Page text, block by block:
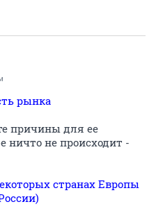
рынка
причины для ее
ничто не происходит -
странах Европы